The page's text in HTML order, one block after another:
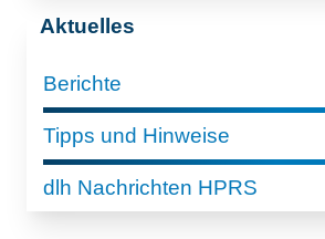
Aktuelles
Berichte
Tipps und Hinweise
dlh Nachrichten HPRS